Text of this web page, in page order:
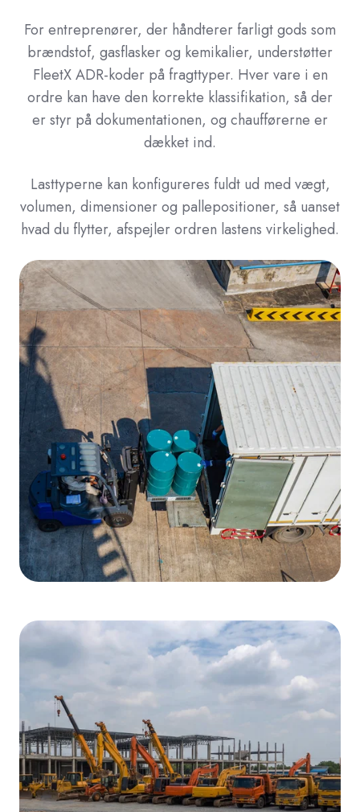
For entreprenører, der håndterer farligt gods som
brændstof, gasflasker og kemikalier, understøtter
FleetX ADR-koder på fragttyper. Hver vare i en
ordre kan have den korrekte klassifikation, så der
er styr på dokumentationen, og chaufførerne er
dækket ind.
Lasttyperne kan konfigureres fuldt ud med vægt,
volumen, dimensioner og pallepositioner, så uanset
hvad du flytter, afspejler ordren lastens virkelighed.